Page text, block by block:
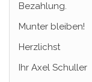
Bezahlung.
Munter bleiben!
Herzlichst
Ihr Axel Schuller